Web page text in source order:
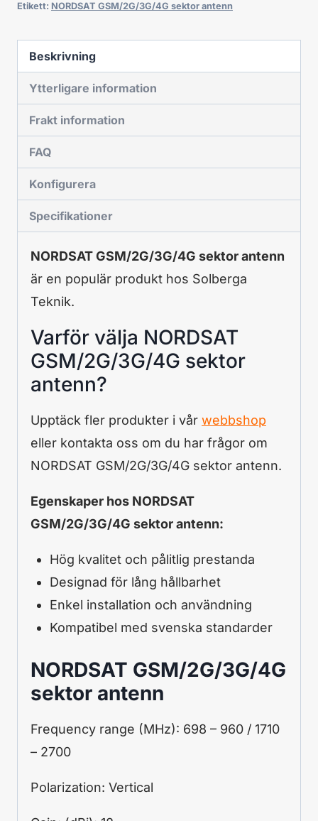
Etikett: NORDSAT GSM/2G/3G/4G sektor antenn
Beskrivning
Ytterligare information
Frakt information
FAQ
Konfigurera
Specifikationer
NORDSAT GSM/2G/3G/4G sektor antenn
är en populär produkt hos Solberga
Teknik.
Varför välja NORDSAT
GSM/2G/3G/4G sektor
antenn?
Upptäck fler produkter i vår webbshop
eller kontakta oss om du har frågor om
NORDSAT GSM/2G/3G/4G sektor antenn.
Egenskaper hos NORDSAT
GSM/2G/3G/4G sektor antenn:
Hög kvalitet och pålitlig prestanda
Designad för lång hållbarhet
Enkel installation och användning
Kompatibel med svenska standarder
NORDSAT GSM/2G/3G/4G
sektor antenn
Frequency range (MHz): 698 – 960 / 1710
– 2700
Polarization: Vertical